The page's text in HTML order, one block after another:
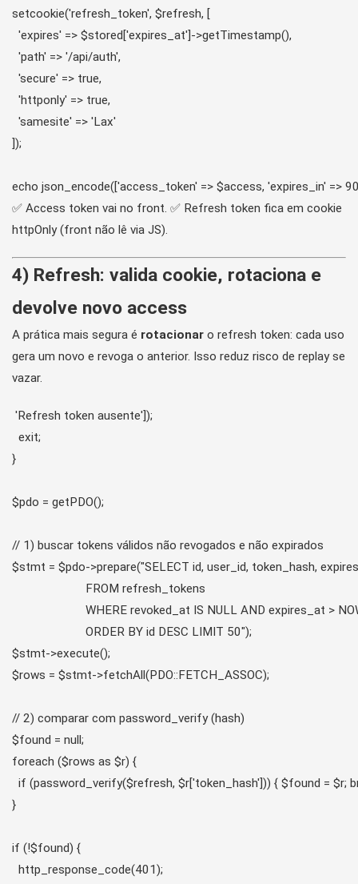
setcookie('refresh_token', $refresh, [
  'expires' => $stored['expires_at']->getTimestamp(),
  'path' => '/api/auth',
  'secure' => true,
  'httponly' => true,
  'samesite' => 'Lax'
]);
✅ Access token vai no front. ✅ Refresh token fica em cookie
httpOnly (front não lê via JS).
4) Refresh: valida cookie, rotaciona e
devolve novo access
A prática mais segura é rotacionar o refresh token: cada uso
gera um novo e revoga o anterior. Isso reduz risco de replay se
vazar.
'Refresh token ausente']);
  exit;
}
$pdo = getPDO();
// 1) buscar tokens válidos não revogados e não expirados
$stmt = $pdo->prepare("SELECT id, user_id, token_hash,
                       FROM refresh_tokens
WHERE revoked_at IS NULL AND expires_at >
                       ORDER BY id DESC LIMIT 50");
$stmt->execute();
$rows = $stmt->fetchAll(PDO::FETCH_ASSOC);
// 2) comparar com password_verify (hash)
$found = null;
foreach ($rows as $r) {
if (password_verify($refresh, $r['token_hash'])) { $found = $r;
}
if (!$found) {
  http_response_code(401);